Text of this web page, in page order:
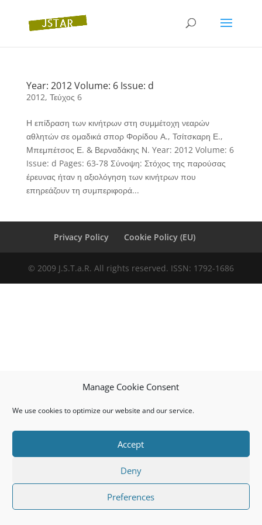
Manage Cookie Consent
We use cookies to optimize our website and our service.
Accept
Deny
Preferences
Year: 2012 Volume: 6 Issue: d
2012, Τεύχος 6
Η επίδραση των κινήτρων στη συμμέτοχη νεαρών
αθλητών σε ομαδικά σπορ Φορίδου Α., Τσίτσκαρη Ε.,
Μπεμπέτσος Ε. & Βερναδάκης Ν. Year: 2012 Volume: 6
Issue: d Pages: 63-78 Σύνοψη: Στόχος της παρούσας
έρευνας ήταν η αξιολόγηση των κινήτρων που
επηρεάζουν τη συμπεριφορά...
Privacy Policy Cookie Policy (EU)
© 2009 J.S.T.a.R. All rights reserved. ISSN: 1792-1686